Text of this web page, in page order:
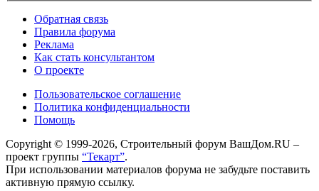
Обратная связь
Правила форума
Реклама
Как стать консультантом
О проекте
Пользовательское соглашение
Политика конфиденциальности
Помощь
Copyright © 1999-2026, Строительный форум ВашДом.RU –
проект группы “Текарт”.
При использовании материалов форума не забудьте поставить
активную прямую ссылку.